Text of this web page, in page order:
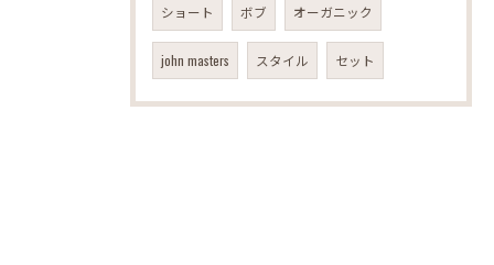
ショート ボブ オーガニック
john masters スタイル セット